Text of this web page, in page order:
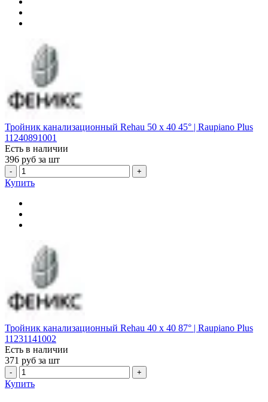
Тройник канализационный Rehau 50 х 40 45° | Raupiano Plus
11240891001
Есть в наличии
396 руб за шт
- +
Купить
Тройник канализационный Rehau 40 х 40 87° | Raupiano Plus
11231141002
Есть в наличии
371 руб за шт
- +
Купить